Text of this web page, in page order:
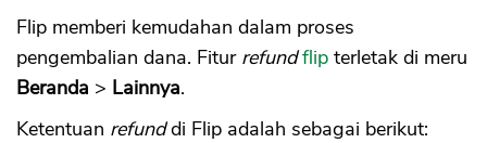
Flip memberi kemudahan dalam proses
pengembalian dana. Fitur refundflip terletak di meru
Beranda > Lainnya.
Ketentuan refunddi Flip adalah sebagai berikut: